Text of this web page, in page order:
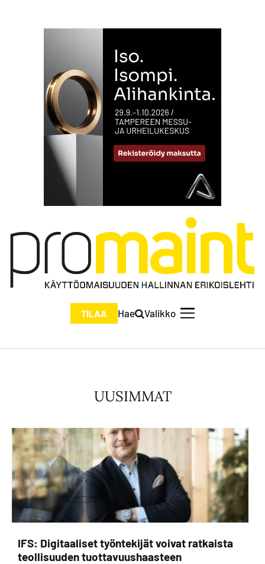
TILAA Hae Valikko
UUSIMMAT
IFS: Digitaaliset työntekijät voivat ratkaista
teollisuuden tuottavuushaasteen